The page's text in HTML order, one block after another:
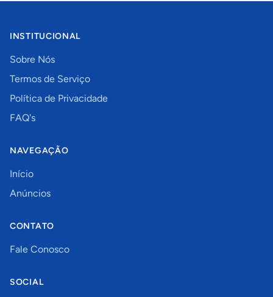
INSTITUCIONAL
Sobre Nós
Termos de Serviço
Política de Privacidade
FAQ's
NAVEGAÇÃO
Início
Anúncios
CONTATO
Fale Conosco
SOCIAL